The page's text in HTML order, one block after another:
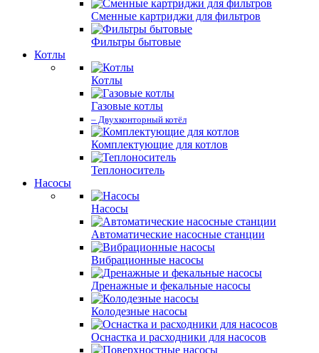
Сменные картриджи для фильтров
Фильтры бытовые
Котлы
Котлы
Газовые котлы
– Двухконторный котёл
Комплектующие для котлов
Теплоноситель
Насосы
Насосы
Автоматические насосные станции
Вибрационные насосы
Дренажные и фекальные насосы
Колодезные насосы
Оснастка и расходники для насосов